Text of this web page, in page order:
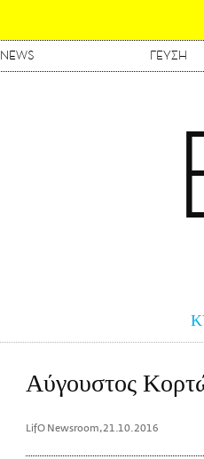
NEWS ΓΕΥΣΗ
Αύγουστος
LifO Newsroom,21.10.2016